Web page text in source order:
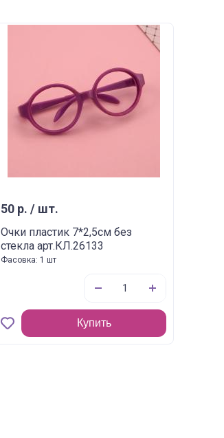
50 р. / шт.
Очки пластик 7*2,5см без
стекла арт.КЛ.26133
Фасовка: 1 шт
Купить